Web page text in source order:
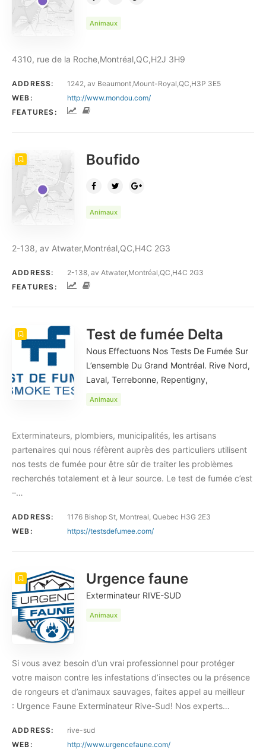
Animaux
4310, rue de la Roche,Montréal,QC,H2J 3H9
ADDRESS:
1242, av Beaumont,Mount-Royal,QC,H3P 3E5
WEB:
http://www.mondou.com/
FEATURES:
Boufido
Animaux
2-138, av Atwater,Montréal,QC,H4C 2G3
ADDRESS:
2-138, av Atwater,Montréal,QC,H4C 2G3
FEATURES:
Test de fumée Delta
Nous Effectuons Nos Tests De Fumée Sur
L’ensemble Du Grand Montréal. Rive Nord,
Laval, Terrebonne, Repentigny,
Animaux
Exterminateurs, plombiers, municipalités, les artisans
partenaires qui nous réfèrent auprès des particuliers utilisent
nos tests de fumée pour être sûr de traiter les problèmes
recherchés totalement et à leur source. Le test de fumée c’est
–…
ADDRESS:
1176 Bishop St, Montreal, Quebec H3G 2E3
WEB:
https://testsdefumee.com/
Urgence faune
Exterminateur RIVE-SUD
Animaux
Si vous avez besoin d’un vrai professionnel pour protéger
votre maison contre les infestations d’insectes ou la présence
de rongeurs et d’animaux sauvages, faites appel au meilleur
: Urgence Faune Exterminateur Rive-Sud! Nos experts…
ADDRESS:
rive-sud
WEB:
http://www.urgencefaune.com/